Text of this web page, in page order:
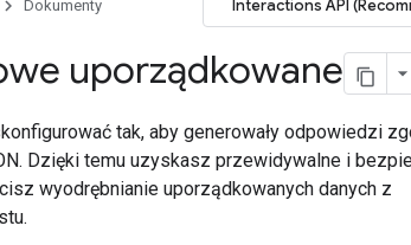
Dokumenty Interactions API
uporządkowane
tak, aby generowały odpowiedzi
Dzięki temu uzyskasz przewidywalne i
wyodrębnianie uporządkowanych danych z